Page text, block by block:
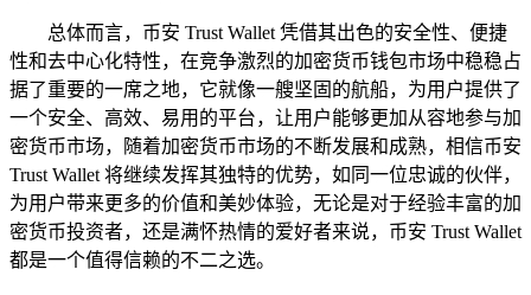
总体而言，币安 Trust Wallet 凭借其出色的安全性、便捷
性和去中心化特性，在竞争激烈的加密货币钱包市场中稳稳占
据了重要的一席之地，它就像一艘坚固的航船，为用户提供了
一个安全、高效、易用的平台，让用户能够更加从容地参与加
密货币市场，随着加密货币市场的不断发展和成熟，相信币安
Trust Wallet 将继续发挥其独特的优势，如同一位忠诚的伙伴，
为用户带来更多的价值和美妙体验，无论是对于经验丰富的加
密货币投资者，还是满怀热情的爱好者来说，币安 Trust Wallet
都是一个值得信赖的不二之选。